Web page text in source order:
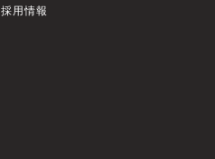
採用情報